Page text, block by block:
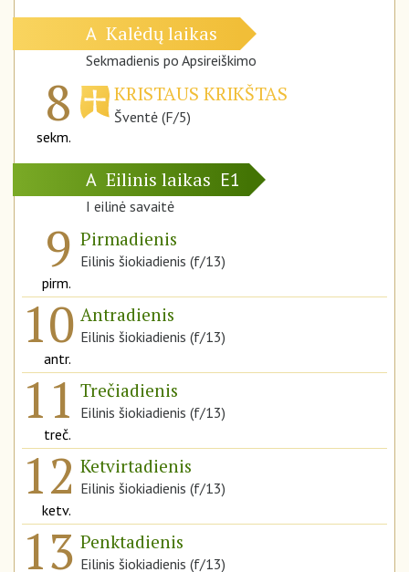
A Kalėdų laikas
Sekmadienis po Apsireiškimo
8
sekm.
KRISTAUS KRIKŠTAS
Šventė (F/5)
A Eilinis laikas E1
I eilinė savaitė
9
pirm.
Pirmadienis
Eilinis šiokiadienis (f/13)
10
antr.
Antradienis
Eilinis šiokiadienis (f/13)
11
treč.
Trečiadienis
Eilinis šiokiadienis (f/13)
12
ketv.
Ketvirtadienis
Eilinis šiokiadienis (f/13)
13 Penktadienis
Eilinis šiokiadienis (f/13)